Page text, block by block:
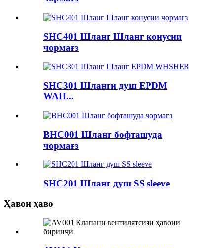
SHC401 Шланг Шланг конусии
чормағз
SHC301 Шланги душ EPDM
WAH...
BHC001 Шланг бофташуда
чормағз
SHC201 Шланг душ SS sleeve
Ҳавои ҳаво